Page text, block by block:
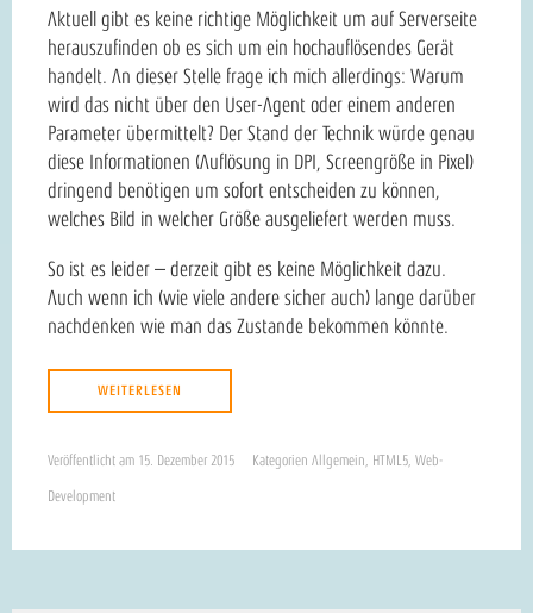
Aktuell gibt es keine richtige Möglichkeit um auf Serverseite
herauszufinden ob es sich um ein hochauflösendes Gerät
handelt. An dieser Stelle frage ich mich allerdings: Warum
wird das nicht über den User-Agent oder einem anderen
Parameter übermittelt? Der Stand der Technik würde genau
diese Informationen (Auflösung in DPI, Screengröße in Pixel)
dringend benötigen um sofort entscheiden zu können,
welches Bild in welcher Größe ausgeliefert werden muss.
So ist es leider – derzeit gibt es keine Möglichkeit dazu.
Auch wenn ich (wie viele andere sicher auch) lange darüber
nachdenken wie man das Zustande bekommen könnte.
WEITERLESEN
Veröffentlicht am 15. Dezember 2015 Kategorien Allgemein, HTML5, Web-
Development